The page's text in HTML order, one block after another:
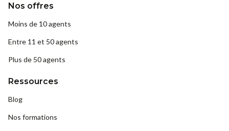
Nos offres
Moins de 10 agents
Entre 11 et 50 agents
Plus de 50 agents
Ressources
Blog
Nos formations